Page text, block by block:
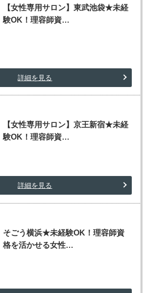
【女性専用サロン】東武池袋★未経
験OK！理容師資…
詳細を見る
【女性専用サロン】京王新宿★未経
験OK！理容師資…
詳細を見る
そごう横浜★未経験OK！理容師資
格を活かせる女性…